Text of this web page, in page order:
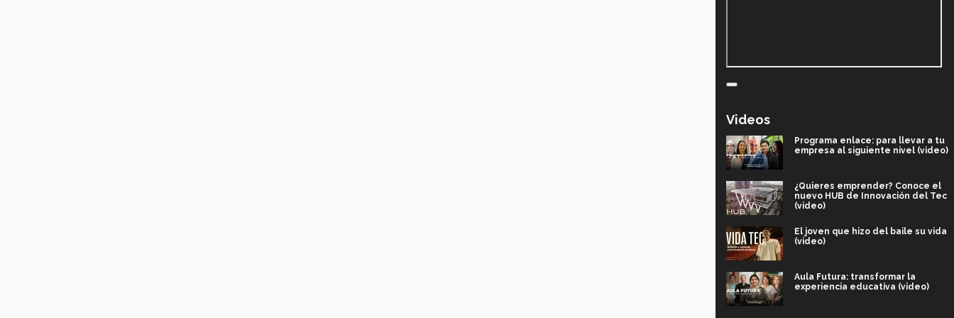
Videos
Programa enlace: para llevar a tu
empresa al siguiente nivel (video)
¿Quieres emprender? Conoce el
nuevo HUB de Innovación del Tec
(video)
El joven que hizo del baile su vida
(video)
Aula Futura: transformar la
experiencia educativa (video)